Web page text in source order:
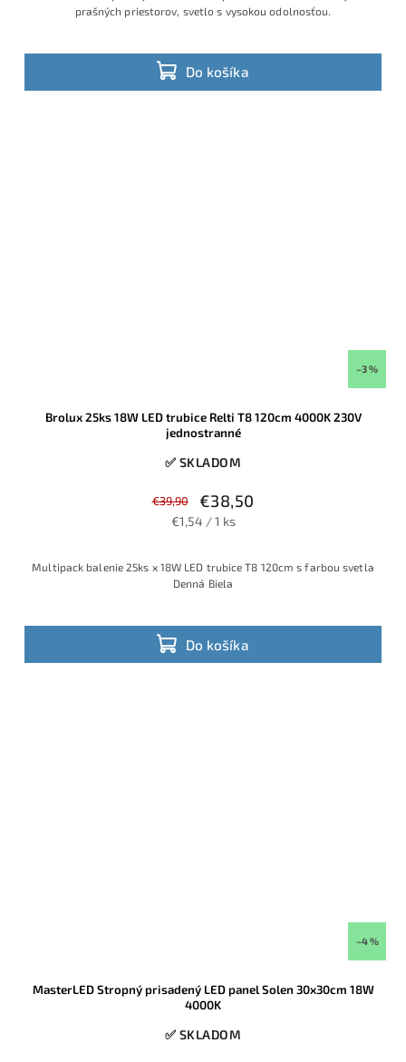
Do košíka
prašných priestorov, svetlo s vysokou odolnosťou.
–3 %
Brolux 25ks 18W LED trubice Relti T8 120cm 4000K 230V
jednostranné
✅ SKLADOM
€39,90 €38,50
€1,54 / 1 ks
Do košíka
Multipack balenie 25ks x 18W LED trubice T8 120cm s farbou svetla
Denná Biela
–4 %
MasterLED Stropný prisadený LED panel Solen 30x30cm 18W
4000K
✅ SKLADOM